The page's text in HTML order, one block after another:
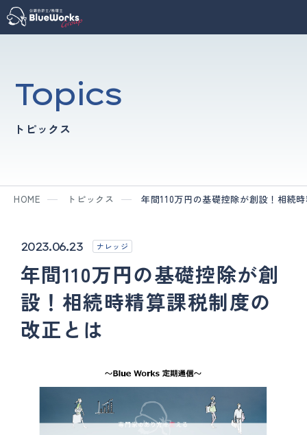
Topics
トピックス
HOME トピックス 年間110万円の基礎控除が創設！相続
2023.06.23 ナレッジ
年間110万円の基礎控除が創
設！相続時精算課税制度の
改正とは